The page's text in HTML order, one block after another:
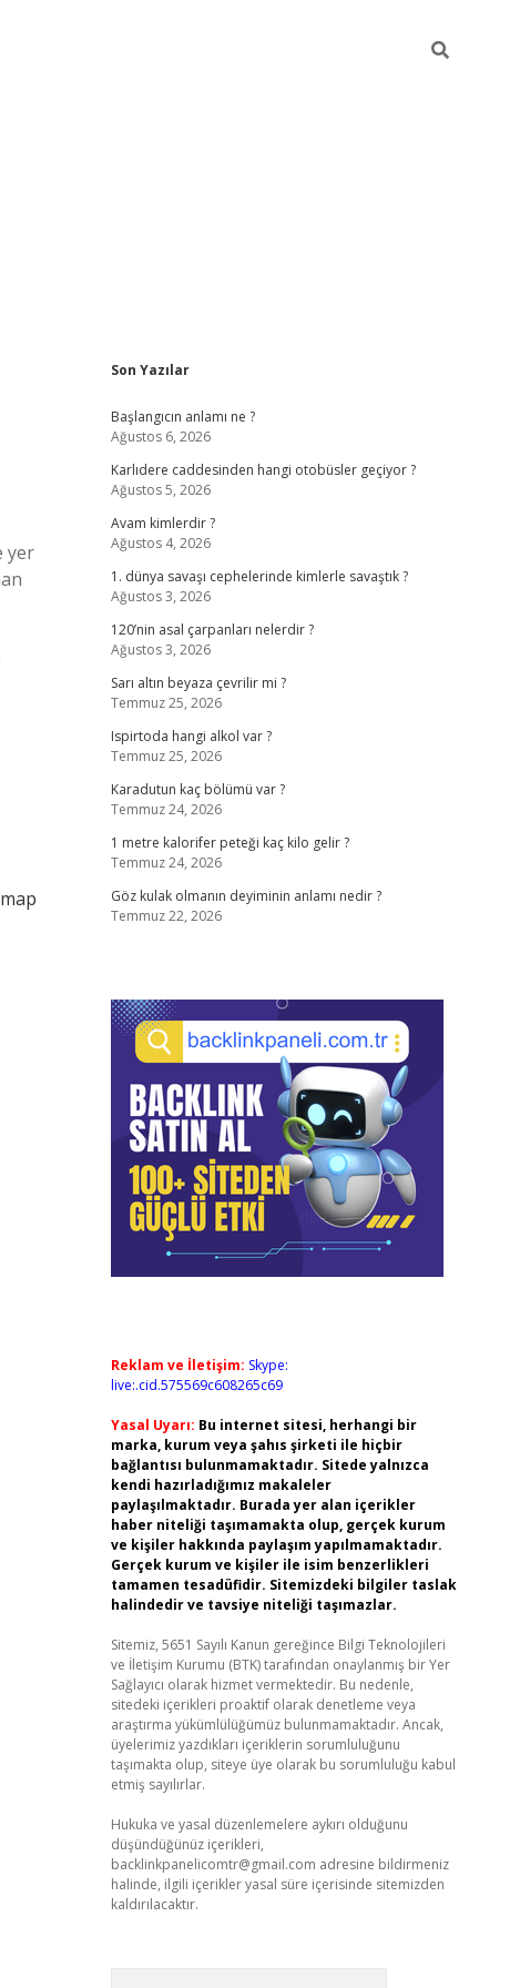
yer
Sidebar
Son Yazılar
Başlangıcın anlamı ne ?
Ağustos 6, 2026
Karlıdere caddesinden hangi otobüsler geçiyor ?
Ağustos 5, 2026
Avam kimlerdir ?
Ağustos 4, 2026
1. dünya savaşı cephelerinde kimlerle savaştık ?
Ağustos 3, 2026
120’nin asal çarpanları nelerdir ?
Ağustos 3, 2026
Sarı altın beyaza çevrilir mi ?
Temmuz 25, 2026
Ispirtoda hangi alkol var ?
Temmuz 25, 2026
Karadutun kaç bölümü var ?
Temmuz 24, 2026
1 metre kalorifer peteği kaç kilo gelir ?
Temmuz 24, 2026
Göz kulak olmanın deyiminin anlamı nedir ?
Temmuz 22, 2026
Reklam ve İletişim: Skype:
live:.cid.575569c608265c69
Yasal Uyarı: Bu internet sitesi, herhangi bir
marka, kurum veya şahıs şirketi ile hiçbir
bağlantısı bulunmamaktadır. Sitede yalnızca
kendi hazırladığımız makaleler
paylaşılmaktadır. Burada yer alan içerikler
haber niteliği taşımamakta olup, gerçek kurum
ve kişiler hakkında paylaşım yapılmamaktadır.
Gerçek kurum ve kişiler ile isim benzerlikleri
tamamen tesadüfidir. Sitemizdeki bilgiler taslak
halindedir ve tavsiye niteliği taşımazlar.
Sitemiz, 5651 Sayılı Kanun gereğince Bilgi Teknolojileri
ve İletişim Kurumu (BTK) tarafından onaylanmış bir Yer
Sağlayıcı olarak hizmet vermektedir. Bu nedenle,
sitedeki içerikleri proaktif olarak denetleme veya
araştırma yükümlülüğümüz bulunmamaktadır. Ancak,
üyelerimiz yazdıkları içeriklerin sorumluluğunu
taşımakta olup, siteye üye olarak bu sorumluluğu kabul
etmiş sayılırlar.
Hukuka ve yasal düzenlemelere aykırı olduğunu
düşündüğünüz içerikleri,
backlinkpanelicomtr@gmail.com adresine bildirmeniz
halinde, ilgili içerikler yasal süre içerisinde sitemizden
kaldırılacaktır.
betexper giriş